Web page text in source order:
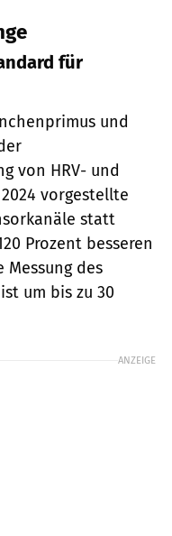
für
und
von HRV- und
vorgestellte
statt
Prozent besseren
des
um bis zu 30
ANZEIGE